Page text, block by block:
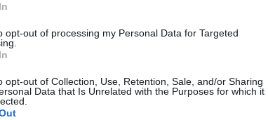
opt-out of processing my Personal Data for Targeted
opt-out of Collection, Use, Retention, Sale, and/or Sharing
Data that Is Unrelated with the Purposes for which it
«Προσπάθησα να λύσω τα παιδιά
μητέρα (Βίντεο)
2023
να λύσουμε ο ένας τον άλλον»